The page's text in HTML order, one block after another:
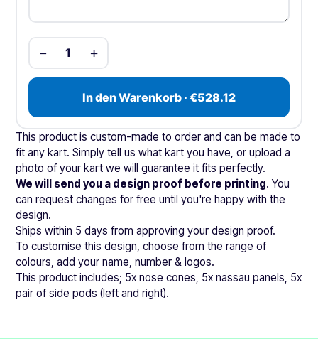
− 1 +
In den Warenkorb · €528.12
This product is custom-made to order and can be made to
fit any kart. Simply tell us what kart you have, or upload a
photo of your kart we will guarantee it fits perfectly.
We will send you a design proof before printing. You
can request changes for free until you're happy with the
design.
Ships within 5 days from approving your design proof.
To customise this design, choose from the range of
colours, add your name, number & logos.
This product includes; 5x nose cones, 5x nassau panels, 5x
pair of side pods (left and right).